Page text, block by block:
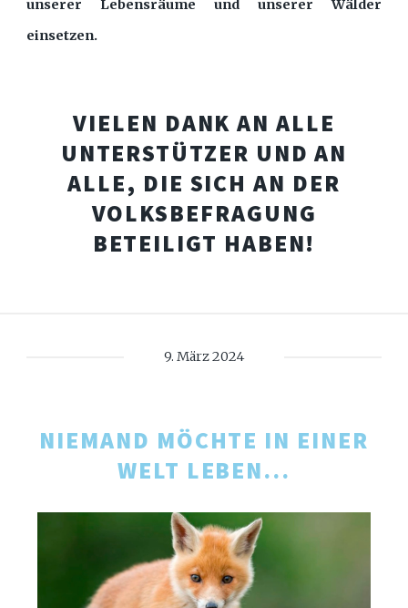
unserer Lebensräume und unserer Wälder
einsetzen.
VIELEN DANK AN ALLE
UNTERSTÜTZER UND AN
ALLE, DIE SICH AN DER
VOLKSBEFRAGUNG
BETEILIGT HABEN!
9. März 2024
NIEMAND MÖCHTE IN EINER
WELT LEBEN...